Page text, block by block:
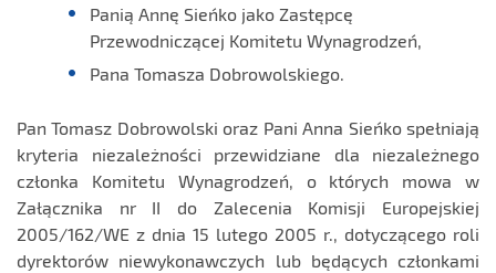
Panią Annę Sieńko jako Zastępcę
Przewodniczącej Komitetu Wynagrodzeń,
Pana Tomasza Dobrowolskiego.
Pan Tomasz Dobrowolski oraz Pani Anna Sieńko spełniają
kryteria niezależności przewidziane dla niezależnego
członka Komitetu Wynagrodzeń, o których mowa w
Załącznika nr II do Zalecenia Komisji Europejskiej
2005/162/WE z dnia 15 lutego 2005 r., dotyczącego roli
dyrektorów niewykonawczych lub będących członkami